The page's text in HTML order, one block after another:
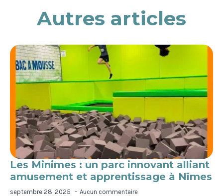
Autres articles
Les Minimes : un parc innovant alliant
amusement et apprentissage à Nîmes
septembre 28, 2025 Aucun commentaire